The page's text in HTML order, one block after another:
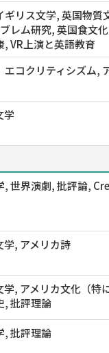
ギリス文学, 英国物質
レム研究, 英国食文
, VR上演と英語教育
エコクリティシズム,
学
, 世界演劇, 批評論,
学, アメリカ詩
学, アメリカ文化（特
, 批評理論
, 批評理論